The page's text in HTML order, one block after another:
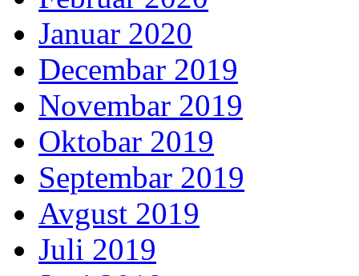
Januar 2020
Decembar 2019
Novembar 2019
Oktobar 2019
Septembar 2019
Avgust 2019
Juli 2019